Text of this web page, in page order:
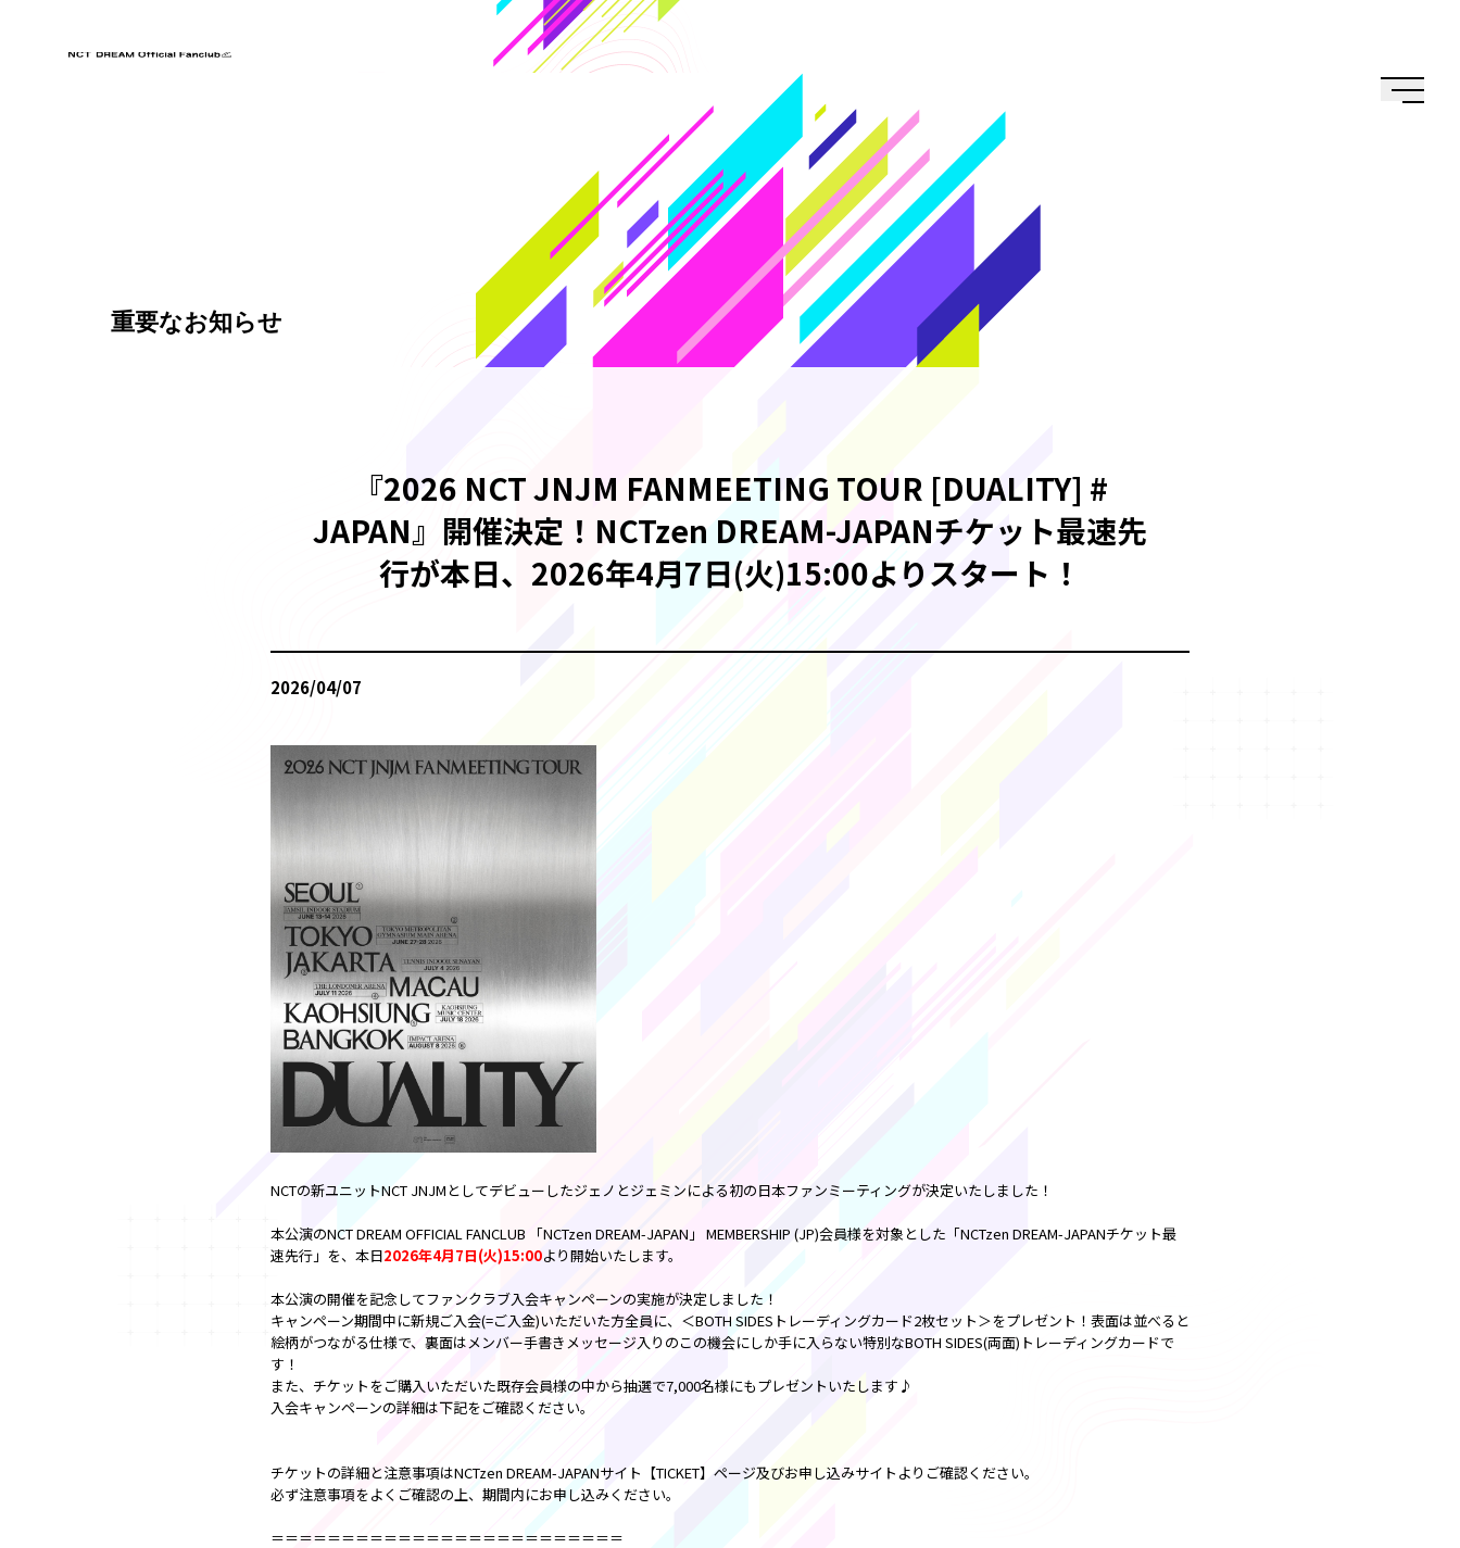
プライバシーポリシー
重要なお知らせ
『2026 NCT JNJM FANMEETING TOUR [DUALITY] #
JAPAN』開催決定！NCTzen DREAM-JAPANチケット最速先
行が本日、2026年4月7日(火)15:00よりスタート！
2026/04/07
NCTの新ユニットNCT JNJMとしてデビューしたジェノとジェミンによる初の日本ファンミーティングが決定いたしました！
本公演のNCT DREAM OFFICIAL FANCLUB 「NCTzen DREAM-JAPAN」 MEMBERSHIP (JP)会員様を対象とした「NCTzen DREAM-JAPANチケット最
速先行」を、本日2026年4月7日(火)15:00より開始いたします。
本公演の開催を記念してファンクラブ入会キャンペーンの実施が決定しました！
キャンペーン期間中に新規ご入会(=ご入金)いただいた方全員に、＜BOTH SIDESトレーディングカード2枚セット＞をプレゼント！表面は並べると
絵柄がつながる仕様で、裏面はメンバー手書きメッセージ入りのこの機会にしか手に入らない特別なBOTH SIDES(両面)トレーディングカードで
す！
また、チケットをご購入いただいた既存会員様の中から抽選で7,000名様にもプレゼントいたします♪
入会キャンペーンの詳細は下記をご確認ください。
チケットの詳細と注意事項はNCTzen DREAM-JAPANサイト【TICKET】ページ及びお申し込みサイトよりご確認ください。
必ず注意事項をよくご確認の上、期間内にお申し込みください。
＝＝＝＝＝＝＝＝＝＝＝＝＝＝＝＝＝＝＝＝＝＝＝＝＝